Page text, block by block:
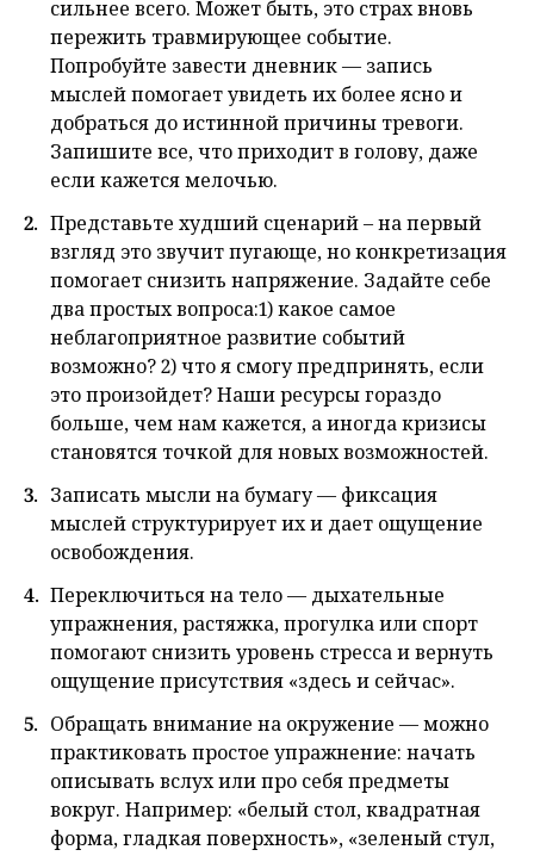
сильнее всего. Может быть, это страх вновь
пережить травмирующее событие.
Попробуйте завести дневник — запись
мыслей помогает увидеть их более ясно и
добраться до истинной причины тревоги.
Запишите все, что приходит в голову, даже
если кажется мелочью.
Представьте худший сценарий – на первый
взгляд это звучит пугающе, но конкретизация
помогает снизить напряжение. Задайте себе
два простых вопроса:1) какое самое
неблагоприятное развитие событий
возможно? 2) что я смогу предпринять, если
это произойдет? Наши ресурсы гораздо
больше, чем нам кажется, а иногда кризисы
становятся точкой для новых возможностей.
Записать мысли на бумагу — фиксация
мыслей структурирует их и дает ощущение
освобождения.
Переключиться на тело — дыхательные
упражнения, растяжка, прогулка или спорт
помогают снизить уровень стресса и вернуть
ощущение присутствия «здесь и сейчас».
Обращать внимание на окружение — можно
практиковать простое упражнение: начать
описывать вслух или про себя предметы
вокруг. Например: «белый стол, квадратная
форма, гладкая поверхность», «зеленый стул,